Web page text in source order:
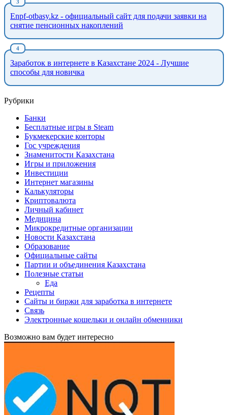
Enpf-otbasy.kz - официальный сайт для подачи заявки на
снятие пенсионных накоплений
Заработок в интернете в Казахстане 2024 - Лучшие
способы для новичка
Рубрики
Банки
Бесплатные игры в Steam
Букмекерские конторы
Гос учреждения
Знаменитости Казахстана
Игры и приложения
Инвестиции
Интернет магазины
Калькуляторы
Криптовалюта
Личный кабинет
Медицина
Микрокредитные организации
Новости Казахстана
Образование
Официальные сайты
Партии и объединения Казахстана
Полезные статьи
Еда
Рецепты
Сайты и биржи для заработка в интернете
Связь
Электронные кошельки и онлайн обменники
Возможно вам будет интересно